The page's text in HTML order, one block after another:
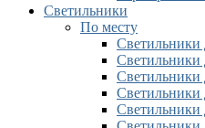
Светильники
По месту
Светильники
Светильники
Светильники
Светильники
Светильники